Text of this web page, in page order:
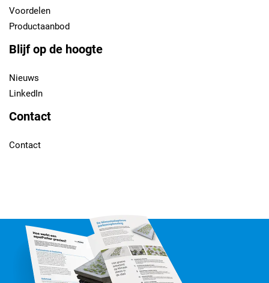
Voordelen
Productaanbod
Blijf op de hoogte
Nieuws
LinkedIn
Contact
Contact